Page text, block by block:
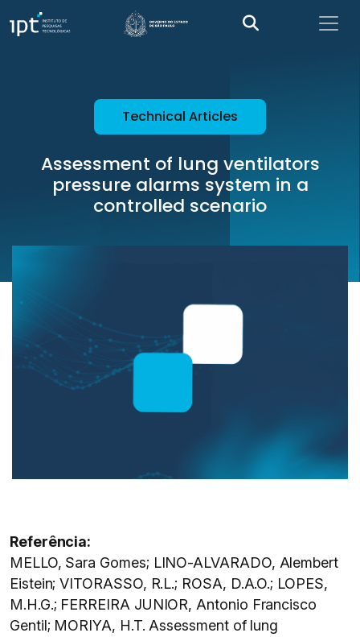
Technical Articles
Assessment of lung ventilators
pressure alarms system in a
controlled scenario
Referência:
MELLO, Sara Gomes; LINO-ALVARADO, Alembert
Eistein; VITORASSO, R.L.; ROSA, D.A.O.; LOPES,
M.H.G.; FERREIRA JUNIOR, Antonio Francisco
Gentil; MORIYA, H.T. Assessment of lung